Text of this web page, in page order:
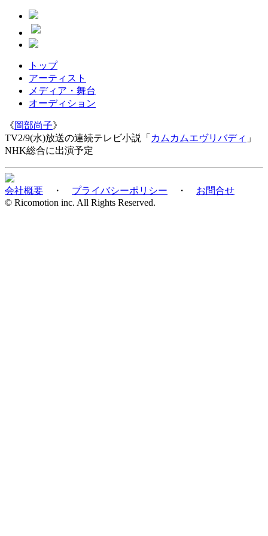
トップ
アーティスト
メディア・舞台
オーディション
《岡部尚子》
TV2/9(水)放送の連続テレビ小説「 カムカムエヴリバディ 」
NHK総合に出演予定
会社概要 ・ プライバシーポリシー ・ お問合せ
© Ricomotion inc. All Rights Reserved.